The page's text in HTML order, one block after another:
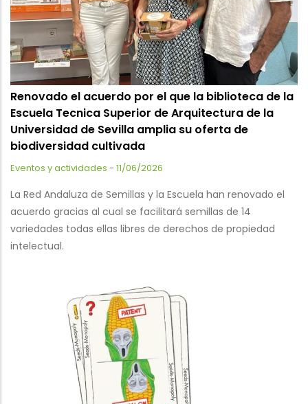
Renovado el acuerdo por el que la biblioteca de la
Escuela Tecnica Superior de Arquitectura de la
Universidad de Sevilla amplia su oferta de
biodiversidad cultivada
Eventos y actividades - 11/06/2026
La Red Andaluza de Semillas y la Escuela han renovado el
acuerdo gracias al cual se facilitará semillas de 14
variedades todas ellas libres de derechos de propiedad
intelectual.